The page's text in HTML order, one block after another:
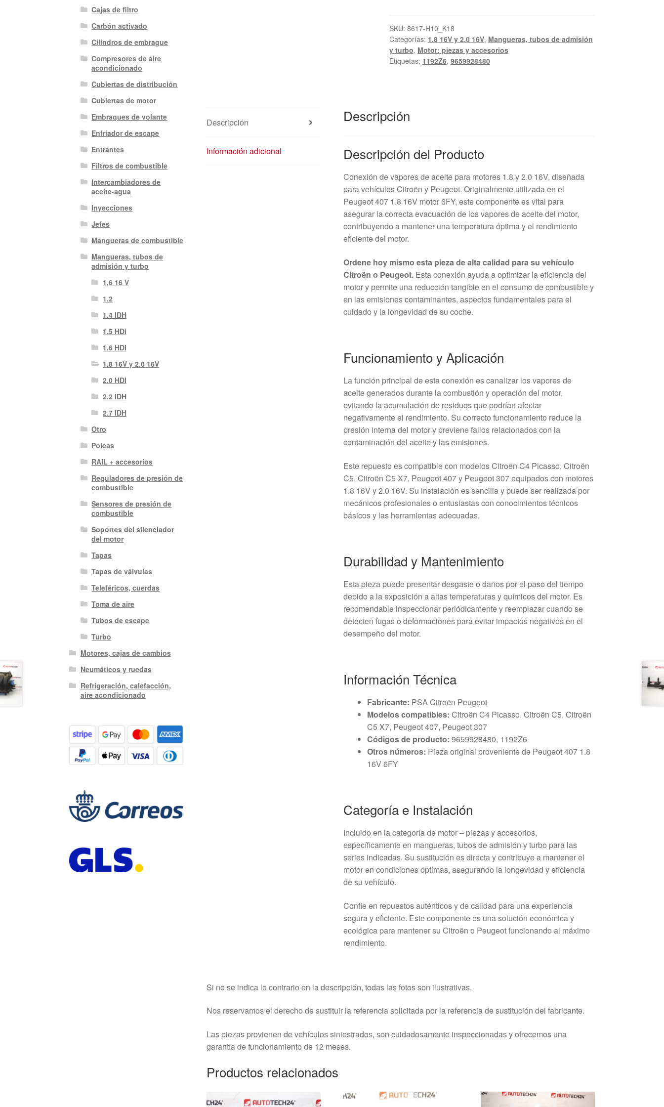
aceite
para
Citroën
PSA
y
9659928480
cantidad
SKU: 8617-H10_K18
Categorías: 1.8 16V y 2.0 16V, Mangueras, tubos de admisión
y turbo, Motor: piezas y accesorios
Etiquetas: 1192Z6, 9659928480
Descripción
Información adicional
Descripción
Descripción del Producto
Conexión de vapores de aceite para motores 1.8 y 2.0 16V, diseñada
para vehículos Citroën y Peugeot. Originalmente utilizada en el
Peugeot 407 1.8 16V motor 6FY, este componente es vital para
asegurar la correcta evacuación de los vapores de aceite del motor,
contribuyendo a mantener una temperatura óptima y el rendimiento
eficiente del motor.
Ordene hoy mismo esta pieza de alta calidad para su vehículo
Citroën o Peugeot. Esta conexión ayuda a optimizar la eficiencia del
motor y permite una reducción tangible en el consumo de combustible y
en las emisiones contaminantes, aspectos fundamentales para el
cuidado y la longevidad de su coche.
Funcionamiento y Aplicación
La función principal de esta conexión es canalizar los vapores de
aceite generados durante la combustión y operación del motor,
evitando la acumulación de residuos que podrían afectar
negativamente el rendimiento. Su correcto funcionamiento reduce la
presión interna del motor y previene fallos relacionados con la
contaminación del aceite y las emisiones.
Este repuesto es compatible con modelos Citroën C4 Picasso, Citroën
C5, Citroën C5 X7, Peugeot 407 y Peugeot 307 equipados con motores
1.8 16V y 2.0 16V. Su instalación es sencilla y puede ser realizada por
mecánicos profesionales o entusiastas con conocimientos técnicos
básicos y las herramientas adecuadas.
Durabilidad y Mantenimiento
Esta pieza puede presentar desgaste o daños por el paso del tiempo
debido a la exposición a altas temperaturas y químicos del motor. Es
recomendable inspeccionar periódicamente y reemplazar cuando se
detecten fugas o deformaciones para evitar impactos negativos en el
desempeño del motor.
Información Técnica
Fabricante: PSA Citroën Peugeot
Modelos compatibles: Citroën C4 Picasso, Citroën C5, Citroën
C5 X7, Peugeot 407, Peugeot 307
Códigos de producto: 9659928480, 1192Z6
Otros números: Pieza original proveniente de Peugeot 407 1.8
16V 6FY
Categoría e Instalación
Incluido en la categoría de motor – piezas y accesorios,
específicamente en mangueras, tubos de admisión y turbo para las
series indicadas. Su sustitución es directa y contribuye a mantener el
motor en condiciones óptimas, asegurando la longevidad y eficiencia
de su vehículo.
Confíe en repuestos auténticos y de calidad para una experiencia
segura y eficiente. Este componente es una solución económica y
ecológica para mantener su Citroën o Peugeot funcionando al máximo
rendimiento.
Si no se indica lo contrario en la descripción, todas las fotos son ilustrativas.
Nos reservamos el derecho de sustituir la referencia solicitada por la referencia de sustitución del fabricante.
Las piezas provienen de vehículos siniestrados, son cuidadosamente inspeccionadas y ofrecemos una
garantía de funcionamiento de 12 meses.
Productos relacionados
Cajas de filtro
Carbón activado
Cilindros de embrague
Compresores de aire
acondicionado
Cubiertas de distribución
Cubiertas de motor
Embragues de volante
Enfriador de escape
Entrantes
Filtros de combustible
Intercambiadores de
aceite-agua
Inyecciones
Jefes
Mangueras de combustible
Mangueras, tubos de
admisión y turbo
1,6 16 V
1.2
1.4 IDH
1.5 HDi
1.6 HDI
1.8 16V y 2.0 16V
2.0 HDI
2.2 IDH
2.7 IDH
Otro
Poleas
RAIL + accesorios
Reguladores de presión de
combustible
Sensores de presión de
combustible
Soportes del silenciador
del motor
Tapas
Tapas de válvulas
Teleféricos, cuerdas
Toma de aire
Tubos de escape
Turbo
Motores, cajas de cambios
Neumáticos y ruedas
Refrigeración, calefacción,
aire acondicionado